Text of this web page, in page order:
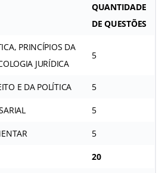
QUANTIDADE
DE QUESTÕES
PRINCÍPIOS DA
JURÍDICA
5
E DA POLÍTICA 5
5
5
20